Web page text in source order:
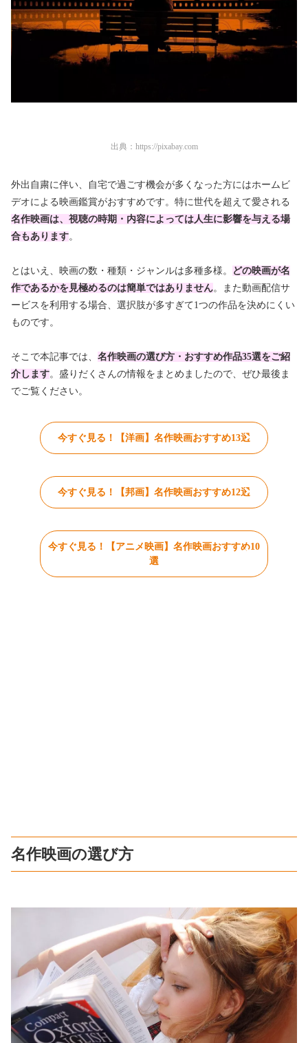
出典： https://pixabay.com
外出自粛に伴い、自宅で過ごす機会が多くなった方にはホームビ
デオによる映画鑑賞がおすすめです。特に世代を超えて愛される
名作映画は、視聴の時期・内容によっては人生に影響を与える場
合もあります。
とはいえ、映画の数・種類・ジャンルは多種多様。
どの映画が名
作であるかを見極めるのは簡単ではありません。また動画配信サ
ービスを利用する場合、選択肢が多すぎて1つの作品を決めにくい
ものです。
そこで本記事では、 名作映画の選び方・おすすめ作品35選をご紹
介します。盛りだくさんの情報をまとめましたので、ぜひ最後ま
でご覧ください。
今すぐ見る！【洋画】名作映画おすすめ13選
今すぐ見る！【邦画】名作映画おすすめ12選
今すぐ見る！【アニメ映画】名作映画おすすめ10
選
名作映画の選び方